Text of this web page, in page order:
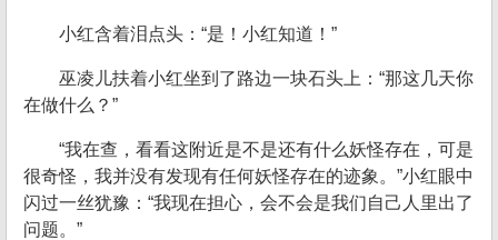
小红含着泪点头：“是！小红知道！”
巫凌儿扶着小红坐到了路边一块石头上：“那这几天你
在做什么？”
“我在查，看看这附近是不是还有什么妖怪存在，可是
很奇怪，我并没有发现有任何妖怪存在的迹象。”小红眼中
闪过一丝犹豫：“我现在担心，会不会是我们自己人里出了
问题。”